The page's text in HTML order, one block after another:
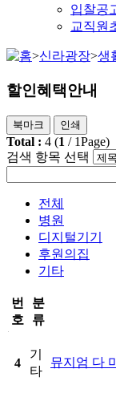
입찰공
교직원
>신라광장>생
할인혜택안내
북마크 인쇄
Total : 4 (1 / 1Page)
검색 항목 선택
전체
병원
디지털기기
후원의집
기타
번
호
분
류
4
기
타
뮤지엄 다